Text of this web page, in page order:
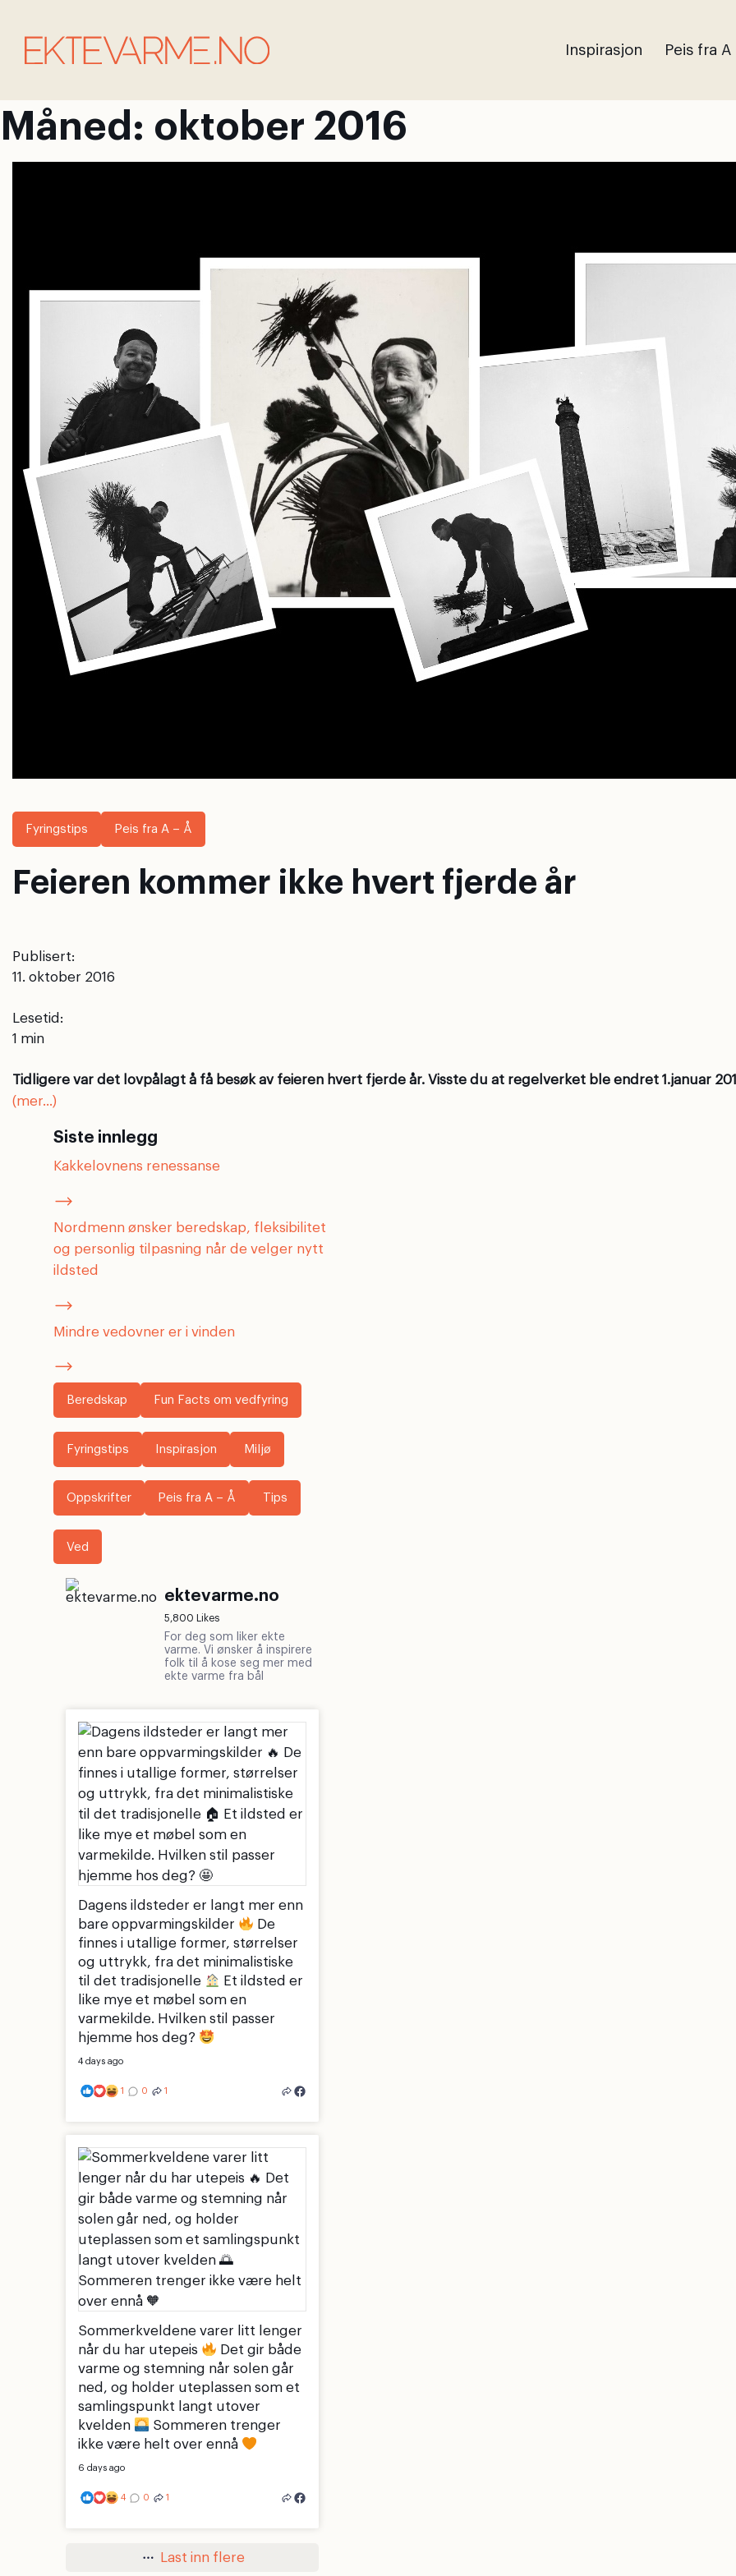
Inspirasjon Peis fra A
Måned: oktober 2016
Fyringstips Peis fra A – Å
Feieren kommer ikke hvert fjerde år
Publisert:
11. oktober 2016
Lesetid:
Tidligere var det lovpålagt å få besøk av feieren hvert fjerde år. Visste du at regelverket ble endret 1.januar
(mer…)
Siste innlegg
Kakkelovnens renessanse
Nordmenn ønsker beredskap, fleksibilitet
og personlig tilpasning når de velger nytt
ildsted
Mindre vedovner er i vinden
Beredskap Fun Facts om vedfyring
Fyringstips Inspirasjon Miljø
Oppskrifter Peis fra A – Å Tips
Ved
ektevarme.no
5,800 Likes
For deg som liker ekte
varme. Vi ønsker å inspirere
folk til å kose seg mer med
ekte varme fra bål
Dagens ildsteder er langt mer enn
bare oppvarmingskilder
De
finnes i utallige former, størrelser
og uttrykk, fra det minimalistiske
til det tradisjonelle
Et ildsted er
like mye et møbel som en
varmekilde. Hvilken stil passer
hjemme hos deg?
4 days ago
1 0 1
Sommerkveldene varer litt lenger
når du har utepeis
Det gir både
varme og stemning når solen går
ned, og holder uteplassen som et
samlingspunkt langt utover
kvelden
Sommeren trenger
ikke være helt over ennå
6 days ago
4 0 1
Last inn flere